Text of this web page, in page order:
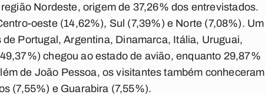
Nordeste, origem de 37,26% dos entrevistados.
oeste (14,62%), Sul (7,39%) e Norte (7,08%). Um
Portugal, Argentina, Dinamarca, Itália, Uruguai,
chegou ao estado de avião, enquanto 29,87%
de João Pessoa, os visitantes também conheceram
(7,55%) e Guarabira (7,55%).